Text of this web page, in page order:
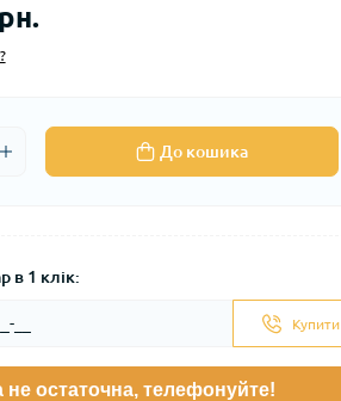
До кошика
в 1 клік:
Купити
не остаточна, телефонуйте!